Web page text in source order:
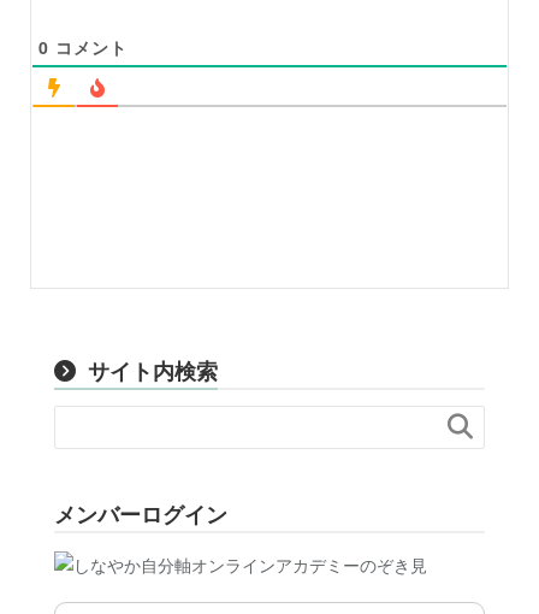
0 コメント
サイト内検索

メンバーログイン